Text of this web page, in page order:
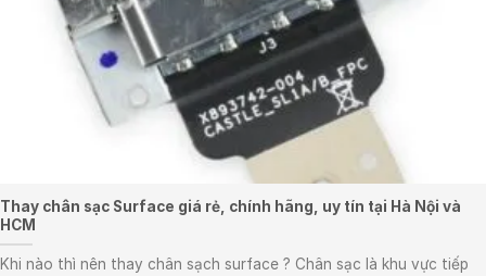
Thay chân sạc Surface giá rẻ, chính hãng, uy tín tại Hà Nội và
HCM
Khi nào thì nên thay chân sạch surface ? Chân sạc là khu vực tiếp